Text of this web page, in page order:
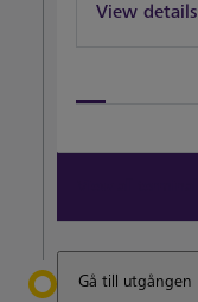
View details
Gå till utgången